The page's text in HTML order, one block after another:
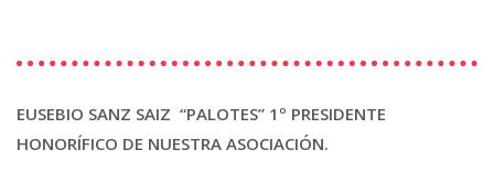
EUSEBIO SANZ SAIZ “PALOTES” 1º PRESIDENTE
HONORÍFICO DE NUESTRA ASOCIACIÓN.